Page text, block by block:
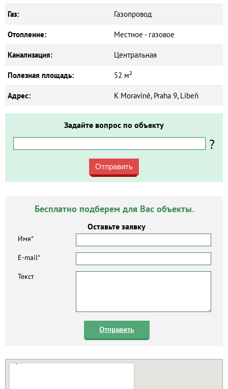
Газ: Газопровод
Отопление: Местное - газовое
Канализация: Центральная
Полезная площадь: 52 м²
Адрес: K Moravině, Praha 9, Libeň
Задайте вопрос по объекту
?
Отправить
Бесплатно подберем для Вас объекты.
Оставьте заявку
Имя*
E-mail*
Текст
Отправить